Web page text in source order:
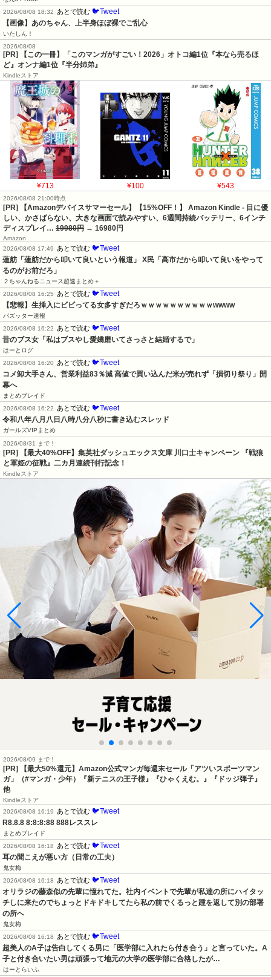
2026/08/08 18:32
あとで読む 🐦Tweet
【画像】あのちゃん、上半身ほぼ裸でご乱心
いたしん！
2026/08/08
[PR] 【この一冊】「このマンガがすごい！2026」オトコ編1位『本なら売るほ
ど』オンナ編1位『半分姉弟』
Kindleストア
¥713 ¥100 ¥543
2026/08/08 21:00時点
[PR] 【Amazonデバイスサマーセール】【15%OFF！】 Amazon Kindle - 目に優
しい、かさばらない、大きな画面で読みやすい、6週間持続バッテリー、6インチ
ディスプレイ… 19980円 → 16980円
Amazon
2026/08/08 17:49
あとで読む 🐦Tweet
蓮舫「蓮舫だから叩いて良いという報道」 X民「高市だから叩いて良いをやって
るのがお前だろ」
２ちゃんねるニュース超速まとめ＋
2026/08/08 16:25
あとで読む 🐦Tweet
【悲報】生挿入にビビってる女多すぎだろｗｗｗｗｗｗｗｗｗｗwwww
バズッター速報
2026/08/08 16:22
あとで読む 🐦Tweet
昔のブス女「私はブスやし愛嬌磨いてさっさと結婚するで」
はーとログ
2026/08/08 16:20
あとで読む 🐦Tweet
コメ卸大手さん、営業利益83％減 高値で買い込んだ米が売れず「損切り祭り」開
幕へ
まとめブレイド
2026/08/08 16:22
あとで読む 🐦Tweet
令和八年八月八日八時八分八秒に書き込むスレッド
ガールズVIPまとめ
2026/08/31 まで！
[PR]
【最大40%OFF】集英社ダッシュエックス文庫 川口士キャンペーン 『戦狼
と軍姫の征戦』二カ月連続刊行記念！
Kindleストア
2026/08/09 まで！
[PR]
【最大50%還元】Amazon公式マンガ毎週末セール「アツいスポーツマン
ガ」（#マンガ・少年）『新テニスの王子様』『ひゃくえむ。』『ドッジ弾子』
他
Kindleストア
2026/08/08 16:19
あとで読む 🐦Tweet
R8.8.8 8:8:8:88 888レススレ
まとめブレイド
2026/08/08 16:18
あとで読む 🐦Tweet
耳の聞こえが悪い方（日常の工夫）
鬼女梅
2026/08/08 16:18
あとで読む 🐦Tweet
オリラジの藤森似の先輩に憧れてた。社内イベントで先輩が私達の所にハイタッ
チしに来たのでちょっとドキドキしてたら私の前でくるっと踵を返して別の部署
の所へ
鬼女梅
2026/08/08 16:18
あとで読む 🐦Tweet
超美人のA子は告白してくる男に「医学部に入れたら付き合う」と言っていた。A
子と付き合いたい男は頑張って地元の大学の医学部に合格したが…
はーとらいふ